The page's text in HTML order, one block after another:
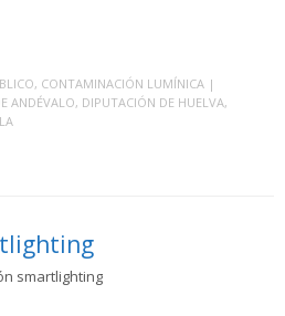
, CONTAMINACIÓN LUMÍNICA |
ANDÉVALO, DIPUTACIÓN DE HUELVA,
smartlighting